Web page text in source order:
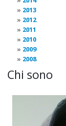
2013
2012
2011
2010
2009
2008
Chi sono